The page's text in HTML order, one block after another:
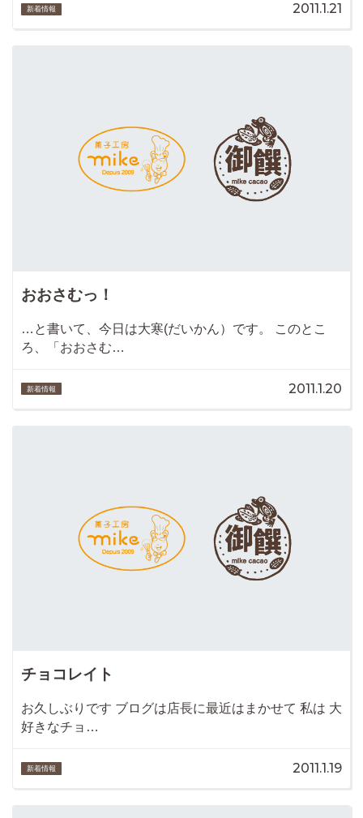
新着情報 2011.1.21
おおさむっ！
…と書いて、今日は大寒(だいかん）です。 このとこ
ろ、「おおさむ…
新着情報 2011.1.20
チョコレイト
お久しぶりです ブログは店長に最近はまかせて 私は 大
好きなチョ…
新着情報 2011.1.19